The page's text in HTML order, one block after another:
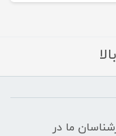
تا 9 شب با کارشناسان ما در